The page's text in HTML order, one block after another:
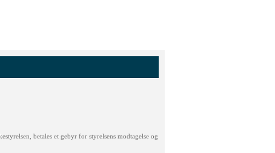
betales et gebyr for styrelsens modtagelse og